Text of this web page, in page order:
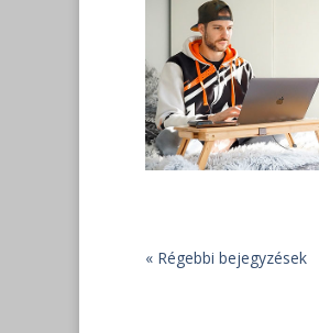
« Régebbi bejegyzések